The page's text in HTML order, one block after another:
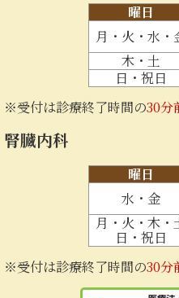
曜日
月・火・水・
木・土
日・祝日
※受付は診療終了時間の30分
腎臓内科
曜日
水・金
月・火・木・
日・祝日
※受付は診療終了時間の30分